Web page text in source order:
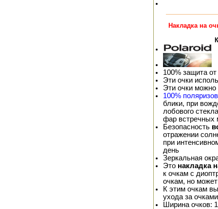
Накладка на
100% защита
Эти очки
Эти очки
100%
блики, при
лобового
фар встречных
Безопасность
отражении
при
день
Зеркальная
Это накладка
к очкам с
очкам, но
К этим очкам
ухода за очками
Ширина очков: